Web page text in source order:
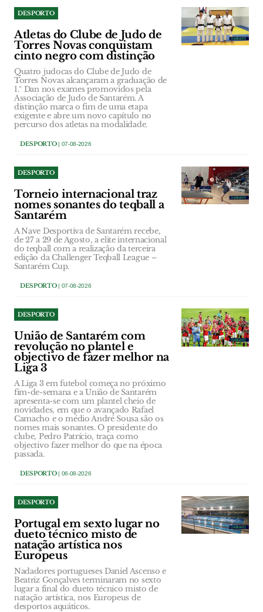
DESPORTO
Atletas do Clube de Judo de
Torres Novas conquistam
cinto negro com distinção
Quatro judocas do Clube de Judo de
Torres Novas alcançaram a graduação de
1.º Dan nos exames promovidos pela
Associação de Judo de Santarém. A
distinção marca o fim de uma etapa
exigente e abre um novo capítulo no
percurso dos atletas na modalidade.
DESPORTO| 07-08-2026
DESPORTO
Torneio internacional traz
nomes sonantes do teqball a
Santarém
A Nave Desportiva de Santarém recebe,
de 27 a 29 de Agosto, a elite internacional
do teqball com a realização da terceira
edição da Challenger Teqball League –
Santarém Cup.
DESPORTO| 07-08-2026
DESPORTO
União de Santarém com
revolução no plantel e
objectivo de fazer melhor na
Liga 3
A Liga 3 em futebol começa no próximo
fim-de-semana e a União de Santarém
apresenta-se com um plantel cheio de
novidades, em que o avançado Rafael
Camacho e o médio André Sousa são os
nomes mais sonantes. O presidente do
clube, Pedro Patrício, traça como
objectivo fazer melhor do que na época
passada.
DESPORTO| 06-08-2026
DESPORTO
Portugal em sexto lugar no
dueto técnico misto de
natação artística nos
Europeus
Nadadores portugueses Daniel Ascenso e
Beatriz Gonçalves terminaram no sexto
lugar a final do dueto técnico misto de
natação artística, nos Europeus de
desportos aquáticos.